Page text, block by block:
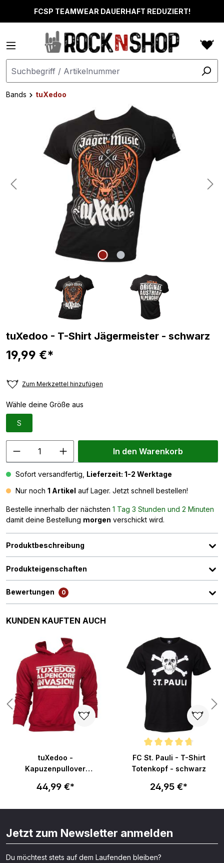
springenFCSP TEAMWEAR DAUERHAFT REDUZIERT!
Bands
tuXedoo
Bildergalerie überspringen
tuXedoo - T-Shirt Jägermeister - schwarz
19,99 €*
Zum Merkzettel hinzufügen
Wähle deine Größe aus
S
In den Warenkorb
Sofort versandfertig, Lieferzeit: 1-2 Werktage
Nur noch 1 Artikel auf Lager. Jetzt schnell bestellen!
Bestelle innerhalb der nächsten 1 Tag 3 Stunden und 2 Minuten
damit deine Bestellung morgen verschickt wird.
Produktbeschreibung
Produkteigenschaften
Bewertungen 0
Produktgalerie überspringen
KUNDEN KAUFTEN AUCH
tuXedoo -
Kapuzenpullover
44,99 €*
Durchschnittliche Bewertung
FC St. Pauli - T-Shirt
Totenkopf - schwarz
24,95 €*
Jetzt zum Newsletter anmelden
Du möchtest stets auf dem Laufenden bleiben?